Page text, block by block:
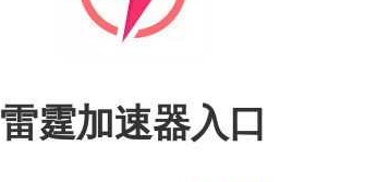
雷霆加速器入口